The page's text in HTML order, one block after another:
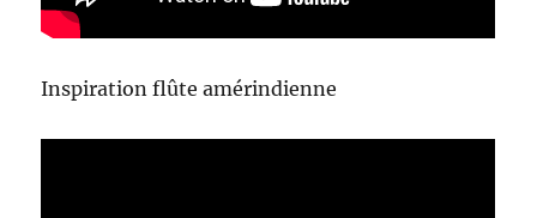
Inspiration flûte amérindienne